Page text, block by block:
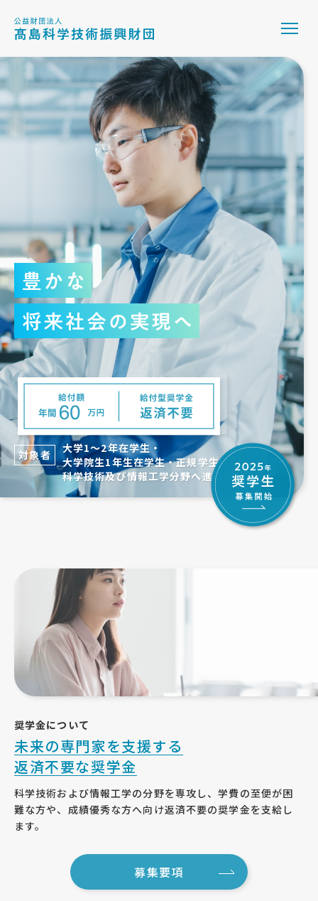
対象者
大学1〜2年在学生・
大学院生1年生在学生・正規学生
科学技術及び情報工学分野へ進む方
奨学金について
未来の専門家を支援する
返済不要な奨学金
科学技術および情報工学の分野を専攻し、学費の至便が困
難な方や、成績優秀な方へ向け返済不要の奨学金を支給し
ます。
募集要項